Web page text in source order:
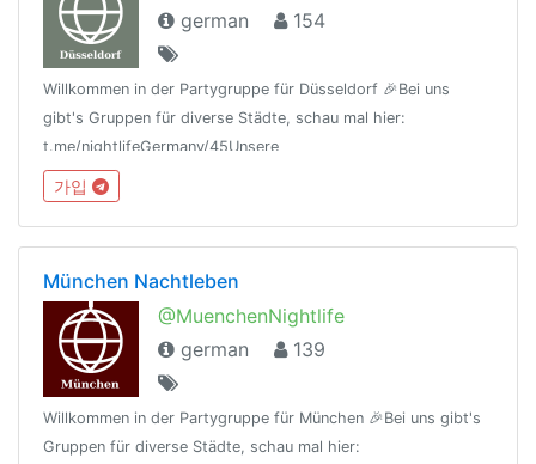
german
154
Willkommen in der Partygruppe für Düsseldorf 🎉Bei uns
gibt's Gruppen für diverse Städte, schau mal hier:
t.me/nightlifeGermany/45Unsere
Regeln:t.me/nightlifeGermany/44Offtopic
Gruppe:https://t.me/NightlifeGermanySandbox
가입
München Nachtleben
@MuenchenNightlife
german
139
Willkommen in der Partygruppe für München 🎉Bei uns gibt's
Gruppen für diverse Städte, schau mal hier: